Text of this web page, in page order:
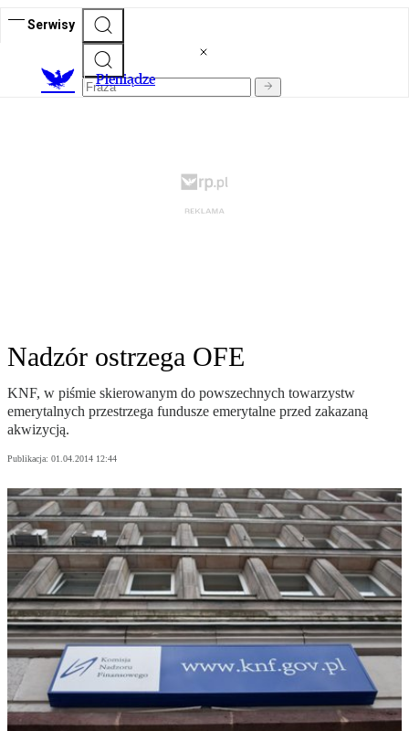
Serwisy
Pieniądze
Nadzór ostrzega OFE
KNF, w piśmie skierowanym do powszechnych towarzystw
emerytalnych przestrzega fundusze emerytalne przed zakazaną
akwizycją.
Publikacja: 01.04.2014 12:44